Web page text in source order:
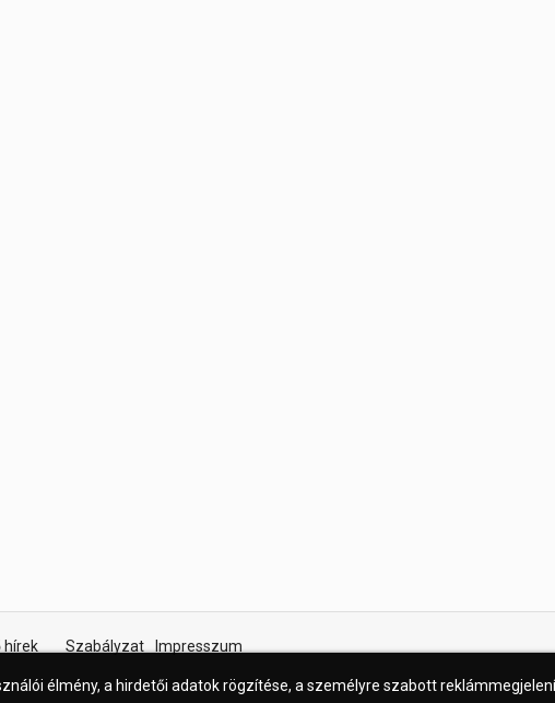
hírek Szabályzat Impresszum
élmény, a hirdetői adatok rögzítése, a személyre szabott